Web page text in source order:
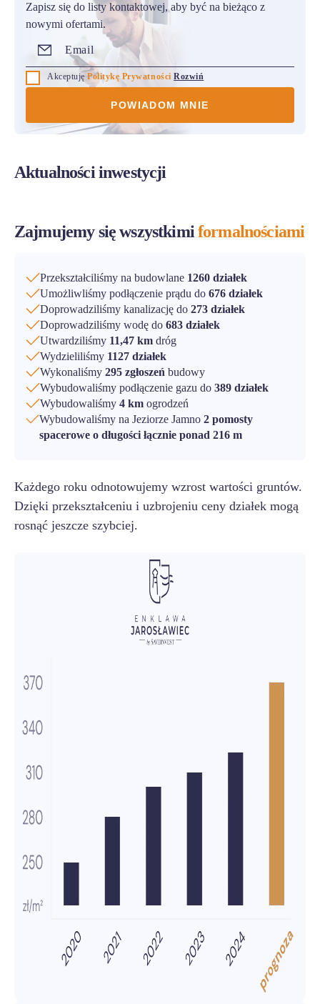
Zapisz się do listy kontaktowej, aby być na bieżąco z
nowymi ofertami.
AkceptujęPolitykę Prywatności Rozwiń
Aktualności inwestycji
Zajmujemy się wszystkimiformalnościami
Przekształciliśmy na budowlane 1260 działek
Umożliwliśmy podłączenie prądu do 676 działek
Doprowadziliśmy kanalizację do 273 działek
Doprowadziliśmy wodę do 683 działek
Utwardziliśmy 11,47 km dróg
Wydzieliliśmy 1127 działek
Wykonaliśmy 295 zgłoszeń budowy
Wybudowaliśmy podłączenie gazu do 389 działek
Wybudowaliśmy 4 km ogrodzeń
Wybudowaliśmy na Jeziorze Jamno 2 pomosty
spacerowe o długości łącznie ponad 216 m
Każdego roku odnotowujemy wzrost wartości gruntów.
Dzięki przekształceniu i uzbrojeniu ceny działek mogą
rosnąć jeszcze szybciej.